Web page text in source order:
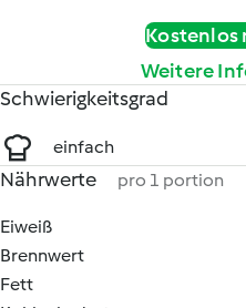
Kostenlos
Weitere
Schwierigkeitsgrad
einfach
Nährwerte pro 1 portion
Eiweiß
Brennwert
Fett